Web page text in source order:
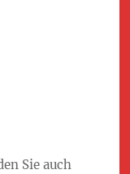
Sie auch